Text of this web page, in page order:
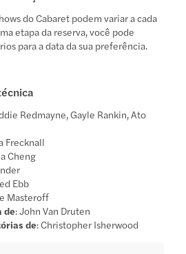
do Cabaret podem variar a cada
etapa da reserva, você pode
para a data da sua preferência.
Redmayne, Gayle Rankin, Ato
Frecknall
Cheng
Ebb
Masteroff
de: John Van Druten
de: Christopher Isherwood